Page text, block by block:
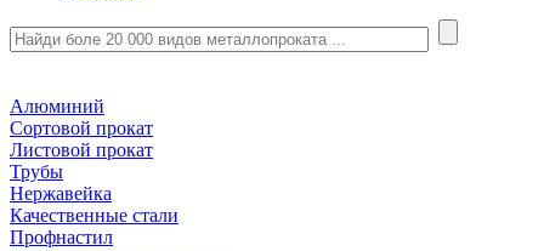
Алюминий
Сортовой прокат
Листовой прокат
Трубы
Нержавейка
Качественные стали
Профнастил